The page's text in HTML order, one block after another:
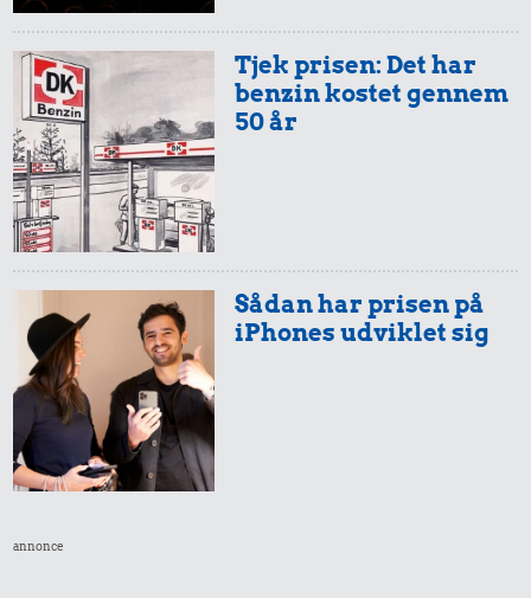
Tjek prisen: Det har
benzin kostet gennem
50 år
Sådan har prisen på
iPhones udviklet sig
annonce